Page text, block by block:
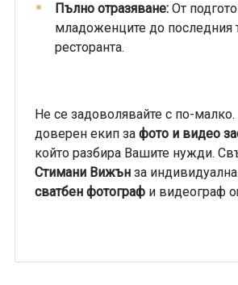
Пълно отразяване:От
младоженците до последния
ресторанта.
Не се задоволявайте с по-
доверен екип за фото и видео
който разбира Вашите нужди.
Стимани Вижънза
сватбен фотографи видеограф